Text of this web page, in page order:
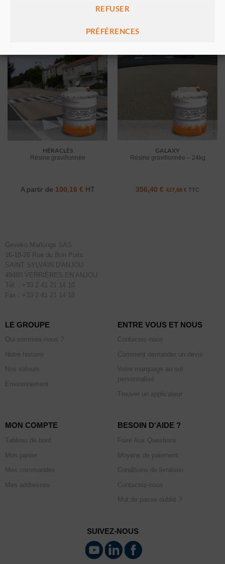
REFUSER
PRÉFÉRENCES
HÉRACLÈS
Résine gravillonnée
A partir de 100,16 €HT
GALAXY
Résine gravillonnée – 24kg
356,40 € 427,68 € TTC
Geveko Markings SAS
16-18-26 Rue du Bon Puits
SAINT SYLVAIN D'ANJOU
49480 VERRIÈRES EN ANJOU
Tél. : +33 2 41 21 14 10
Fax : +33 2 41 21 14 18
LE GROUPE
Qui sommes-nous ?
Notre histoire
Nos valeurs
Environnement
ENTRE VOUS ET NOUS
Contactez-nous
Comment demander un devis
Votre marquage au sol
personnalisé
Trouver un applicateur
MON COMPTE
Tableau de bord
Mon panier
Mes commandes
Mes addresses
BESOIN D'AIDE ?
Foire Aux Questions
Moyens de paiement
Conditions de livraison
Contactez-nous
Mot de passe oublié ?
SUIVEZ-NOUS